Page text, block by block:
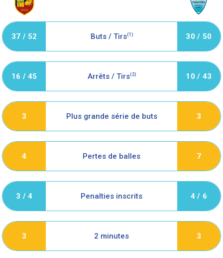
37 / 52 Buts / Tirs(1) 30 / 50
16 / 45 Arrêts / Tirs(2) 10 / 43
3 Plus grande série de buts 3
4 Pertes de balles 7
3 / 4 Penalties inscrits 4 / 6
3 2 minutes 3